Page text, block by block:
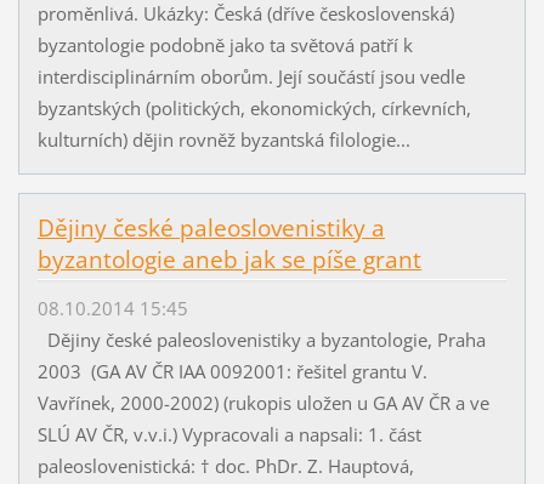
proměnlivá. Ukázky: Česká (dříve československá)
byzantologie podobně jako ta světová patří k
interdisciplinárním oborům. Její součástí jsou vedle
byzantských (politických, ekonomických, církevních,
kulturních) dějin rovněž byzantská filologie...
Dějiny české paleoslovenistiky a
byzantologie aneb jak se píše grant
08.10.2014 15:45
Dějiny české paleoslovenistiky a byzantologie, Praha
2003 (GA AV ČR IAA 0092001: řešitel grantu V.
Vavřínek, 2000-2002) (rukopis uložen u GA AV ČR a ve
SLÚ AV ČR, v.v.i.) Vypracovali a napsali: 1. část
paleoslovenistická: † doc. PhDr. Z. Hauptová,